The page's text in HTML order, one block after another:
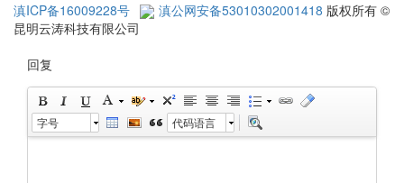
滇ICP备16009228号
滇公网安备53010302001418 版权所有 ©
昆明云涛科技有限公司
回复
字号 代码语言